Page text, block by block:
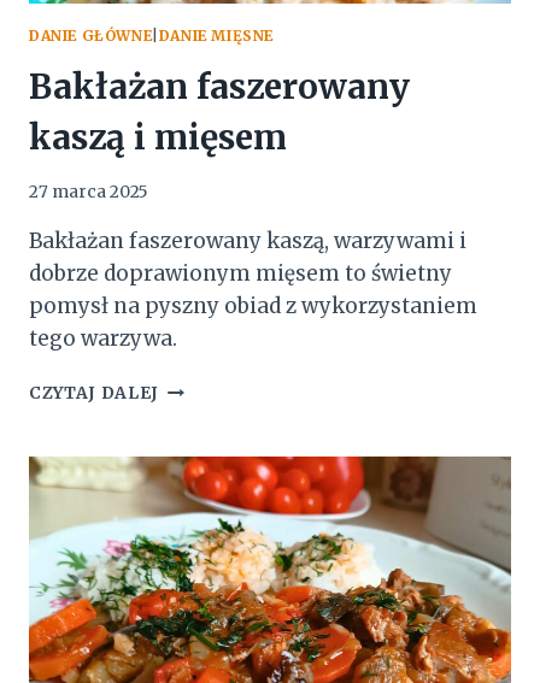
DANIE GŁÓWNE| DANIE MIĘSNE
Bakłażan faszerowany
kaszą i mięsem
27 marca 2025
Bakłażan faszerowany kaszą, warzywami i
dobrze doprawionym mięsem to świetny
pomysł na pyszny obiad z wykorzystaniem
tego warzywa.
CZYTAJ DALEJ BAKŁAŻAN
I
MIĘSEM